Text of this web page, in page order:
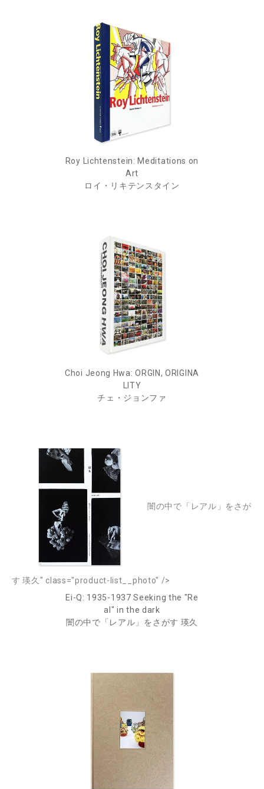
Roy Lichtenstein: Meditations on
Art
ロイ・リキテンスタイン
Choi Jeong Hwa: ORGIN, ORIGINA
LITY
チェ・ジョンファ
闇の中で「レアル」をさが
す 瑛久" class="product-list__photo" />
Ei-Q: 1935-1937 Seeking the "Re
al" in the dark
闇の中で「レアル」をさがす 瑛久